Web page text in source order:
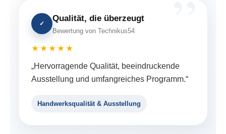
✓
Qualität, die überzeugt
Bewertung von Technikus54
★★★★★
„Hervorragende Qualität, beeindruckende
Ausstellung und umfangreiches Programm.“
Handwerksqualität & Ausstellung